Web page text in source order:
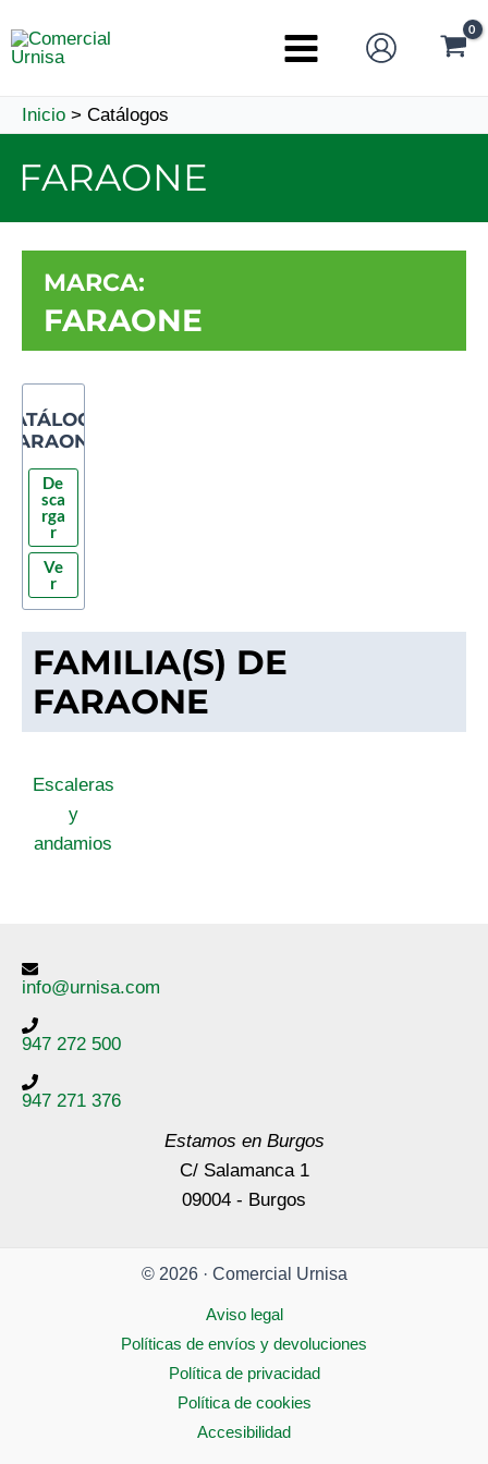
al
Main
Inicio Catálogos
FARAONE
MARCA:
FARAONE
CATÁLOGO
FARAONE
De
sca
rga
r
Ve
r
FAMILIA(S) DE
FARAONE
Escaleras
y
andamios
info@urnisa.com
947 272 500
947 271 376
Estamos en Burgos
C/ Salamanca 1
09004 - Burgos
© 2026 · Comercial Urnisa
Aviso legal
Políticas de envíos y devoluciones
Política de privacidad
Política de cookies
Accesibilidad